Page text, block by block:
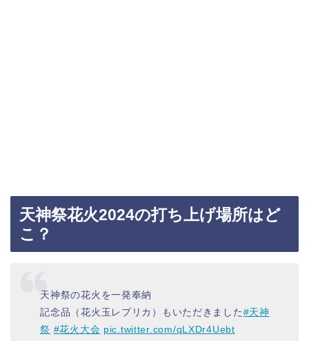
天神祭花火2024の打ち上げ場所はど
こ？
天神祭の花火を一発奉納
記念品（花火玉レプリカ）もいただきました#天神
祭 #花火大会 pic.twitter.com/qLXDr4Uebt